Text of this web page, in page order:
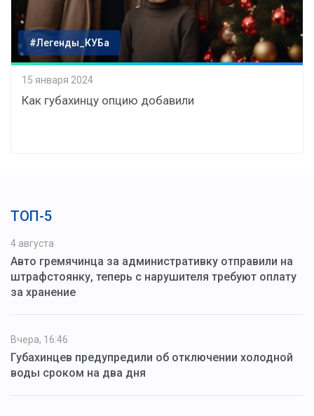
#Легенды_КУБа
15 января 2024
Как губахинцу опцию добавили
ТОП-5
4 августа
Авто гремячинца за административку отправили на
штрафстоянку, теперь с нарушителя требуют оплату
за хранение
Вчера, 16:46
Губахинцев предупредили об отключении холодной
воды сроком на два дня